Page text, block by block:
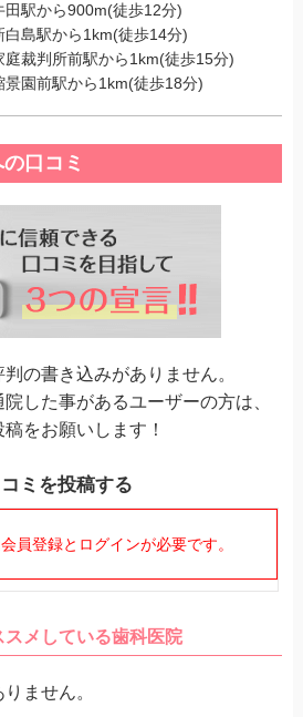
田駅から900m(徒歩12分)
白島駅から1km(徒歩14分)
庭裁判所前駅から1km(徒歩15分)
景園前駅から1km(徒歩18分)
口コミ
書き込みがありません。
た事があるユーザーの方は、
をお願いします！
ミを投稿する
員登録とログインが必要です。
スメしている歯科医院
ません。